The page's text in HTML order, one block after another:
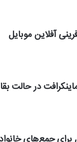
آفلاین موبایل
در حالت بقا